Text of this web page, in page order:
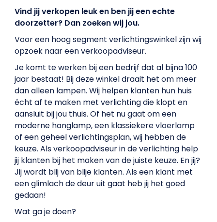
Vind jij verkopen leuk en ben jij een echte
doorzetter? Dan zoeken wij jou.
Voor een hoog segment verlichtingswinkel zijn wij
opzoek naar een verkoopadviseur.
Je komt te werken bij een bedrijf dat al bijna 100
jaar bestaat! Bij deze winkel draait het om meer
dan alleen lampen. Wij helpen klanten hun huis
écht af te maken met verlichting die klopt en
aansluit bij jou thuis. Of het nu gaat om een
moderne hanglamp, een klassiekere vloerlamp
of een geheel verlichtingsplan, wij hebben de
keuze. Als verkoopadviseur in de verlichting help
jij klanten bij het maken van de juiste keuze. En jij?
Jij wordt blij van blije klanten. Als een klant met
een glimlach de deur uit gaat heb jij het goed
gedaan!
Wat ga je doen?